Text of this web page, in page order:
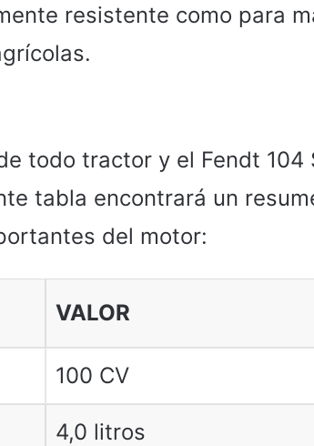
resistente como para
todo tractor y el Fendt 104
tabla encontrará un
del motor:
VALOR
100 CV
4,0 litros